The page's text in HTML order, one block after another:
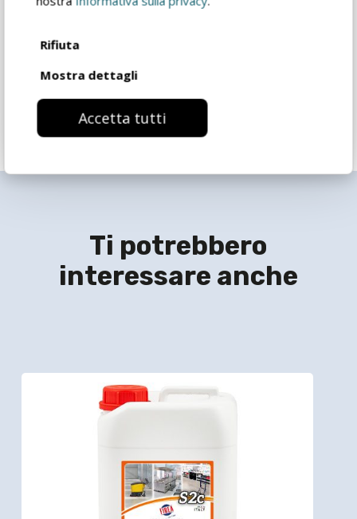
Rifiuta
Mostra dettagli
Accetta tutti
Richiedi informazioni
Ti potrebbero
interessare anche